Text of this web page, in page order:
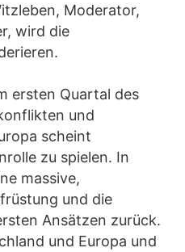
Moderator,
wird die
ersten Quartal des
und
scheint
zu spielen. In
massive,
und die
Ansätzen zurück.
und Europa und